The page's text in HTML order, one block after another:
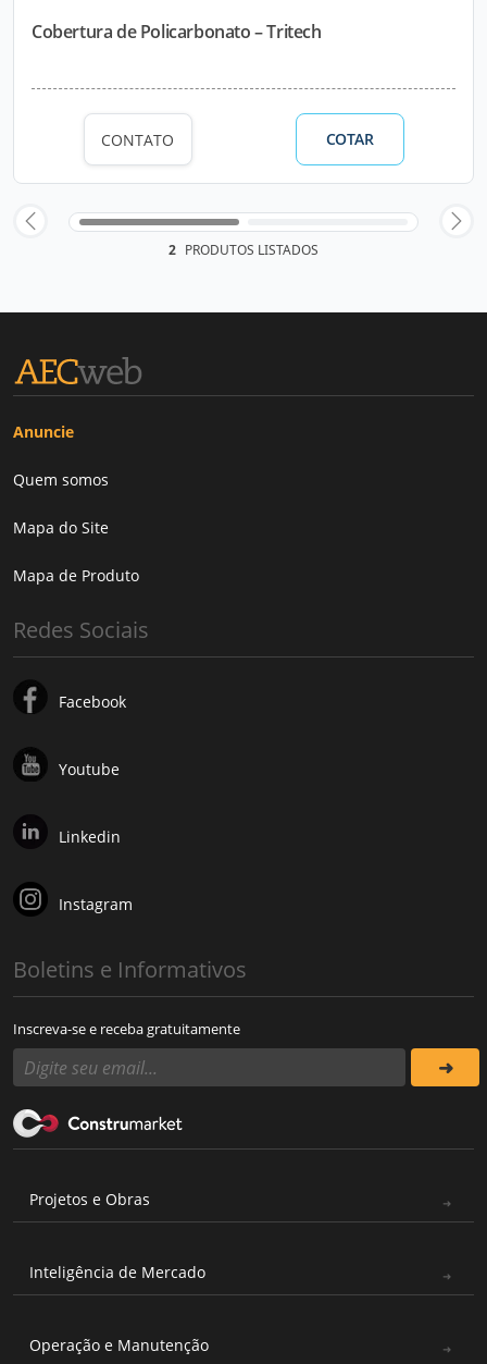
Cobertura de Policarbonato – Tritech
CONTATO COTAR
2 PRODUTOS LISTADOS
Anuncie
Quem somos
Mapa do Site
Mapa de Produto
Redes Sociais
Facebook
Youtube
Linkedin
Instagram
Boletins e Informativos
Inscreva-se e receba gratuitamente
Projetos e Obras
Inteligência de Mercado
Operação e Manutenção